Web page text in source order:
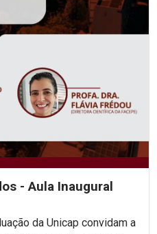
- Aula Inaugural
da Unicap convidam a